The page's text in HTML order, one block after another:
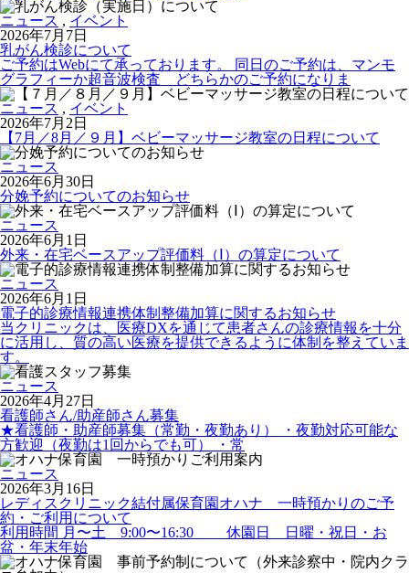
ニュース , イベント
2026年7月7日
乳がん検診について
ご予約はWebにて承っております。 同日のご予約は、マンモ
グラフィーか超音波検査 どちらかのご予約になりま
ニュース , イベント
2026年7月2日
【7月／8月／９月】ベビーマッサージ教室の日程について
ニュース
2026年6月30日
分娩予約についてのお知らせ
ニュース
2026年6月1日
外来・在宅ベースアップ評価料（Ⅰ）の算定について
ニュース
2026年6月1日
電子的診療情報連携体制整備加算に関するお知らせ
当クリニックは、医療DXを通じて患者さんの診療情報を十分
に活用し、質の高い医療を提供できるように体制を整えていま
す。
ニュース
2026年4月27日
看護師さん/助産師さん募集
★看護師・助産師募集（常勤・夜勤あり） ・夜勤対応可能な
方歓迎（夜勤は1回からでも可） ・常
ニュース
2026年3月16日
レディスクリニック結付属保育園オハナ 一時預かりのご予
約・ご利用について
利用時間 月〜土 9:00〜16:30 休園日 日曜・祝日・お
盆・年末年始